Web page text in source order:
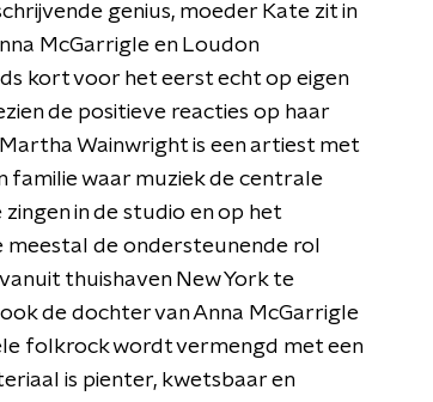
genius, moeder Kate zit in
McGarrigle en Loudon
kort voor het eerst echt op eigen
de positieve reacties op haar
Wainwright is een artiest met
familie waar muziek de centrale
in de studio en op het
de ondersteunende rol
thuishaven New York te
de dochter van Anna McGarrigle
folkrock wordt vermengd met een
is pienter, kwetsbaar en